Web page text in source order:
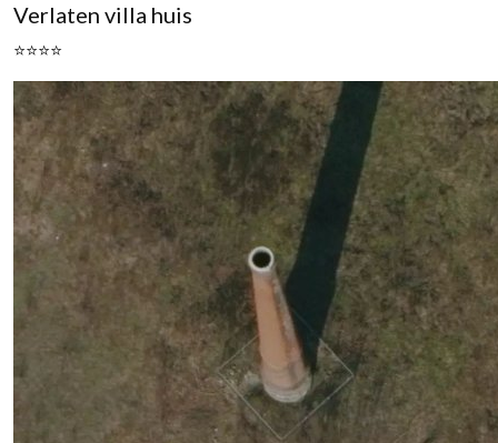
Verlaten villa huis
⭐⭐⭐⭐